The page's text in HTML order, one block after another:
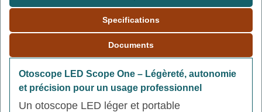
Specifications
Documents
Otoscope LED Scope One – Légèreté, autonomie
et précision pour un usage professionnel
Un otoscope LED léger et portable